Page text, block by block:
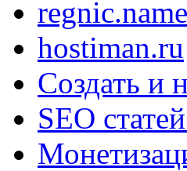
regnic.name
hostiman.ru
Создать и
SEO